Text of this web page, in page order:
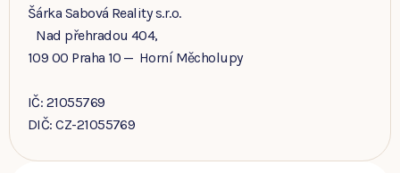
Šárka Sabová Reality s.r.o.
Nad přehradou 404,
109 00 Praha 10 — Horní Měcholupy
IČ: 21055769
DIČ: CZ-21055769